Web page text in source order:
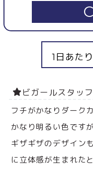
1日あた
ビガールスタッ
フチがかなりダーク
かなり明るい色です
ギザギザのデザイン
に立体感が生まれた